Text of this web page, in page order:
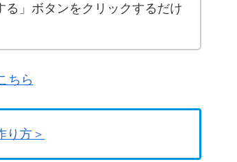
」ボタンをクリックするだけ
ちら
り方＞